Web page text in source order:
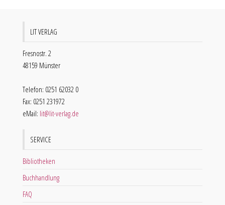
LIT VERLAG
Fresnostr. 2
48159 Münster
Telefon: 0251 62032 0
Fax: 0251 231972
eMail: lit@lit-verlag.de
SERVICE
Bibliotheken
Buchhandlung
FAQ